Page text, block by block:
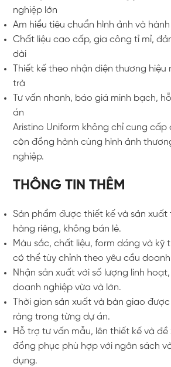
nghiệp lớn
Am hiểu tiêu chuẩn hình ảnh và
Chất liệu cao cấp, gia công tỉ mỉ,
dài
Thiết kế theo nhận diện thương hiệu
trà
Tư vấn nhanh, báo giá minh bạch,
án
Aristino Uniform không chỉ cung cấp
còn đồng hành cùng hình ảnh
nghiệp.
THÔNG TIN THÊM
Sản phẩm được thiết kế và sản
hàng riêng, không bán lẻ.
Màu sắc, chất liệu, form dáng và kỹ
có thể tùy chỉnh theo yêu cầu
Nhận sản xuất với số lượng linh
doanh nghiệp vừa và lớn.
Thời gian sản xuất và bàn giao
ràng trong từng dự án.
Hỗ trợ tư vấn mẫu, lên thiết kế và
đồng phục phù hợp với ngân sách
dụng.